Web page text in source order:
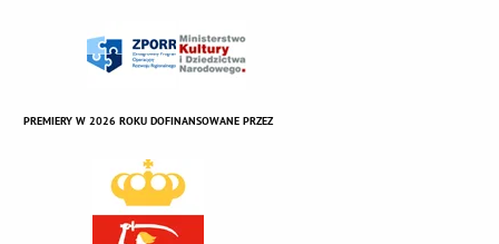
PREMIERY W 2026 ROKU DOFINANSOWANE PRZEZ